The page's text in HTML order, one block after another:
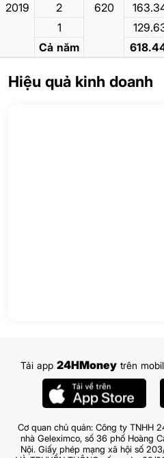
2019 620
2
1
Cả năm
Hiệu quả kinh doanh
Tải app 24HMoney trên
Cơ quan chủ quản: Công ty TNHH
nhà Geleximco, số 36 phố Hoàng
Nội. Giấy phép mạng xã hội số